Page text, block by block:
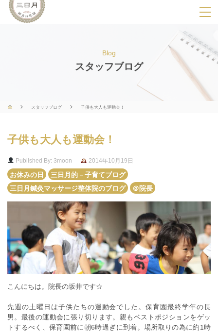
SPメニ
ー
展
用
ボ
Blog
スタッフブログ
スタッフブログ 子供も大人も運動会！
子供も大人も運動会！
Published By: 3moon
2014年10月19日
お休みの日
三日月的－子育てブログ
三日月鍼灸マッサージ整体院のブログ
＠院長
こんにちは。院長の坂井です☆
先週の土曜日は子供たちの運動会でした。保育園最終学年の長
男。最後の運動会に張り切ります。親もベストポジションをゲッ
トするべく、保育園前に朝6時過ぎに到着。場所取りの為に約1時